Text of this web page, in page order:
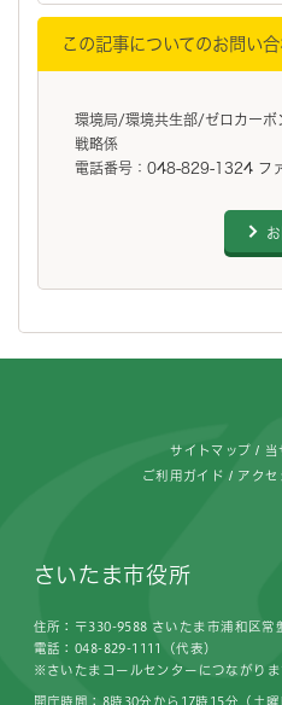
この記事についてのお問い
環境局/環境共生部/ゼロカー
戦略係
電話番号：048-829-1324 フ
サイトマップ 当
ご利用ガイド アクセ
さいたま市役所
住所：〒330-9588 さいたま市浦和区常
電話：048-829-1111（代表）
※さいたまコールセンターにつながりま
開庁時間：8時30分から17時15分（土